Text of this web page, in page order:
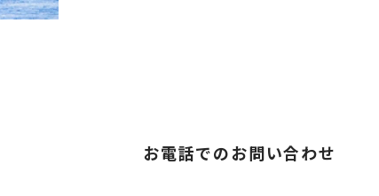
お電話でのお問い合わせ